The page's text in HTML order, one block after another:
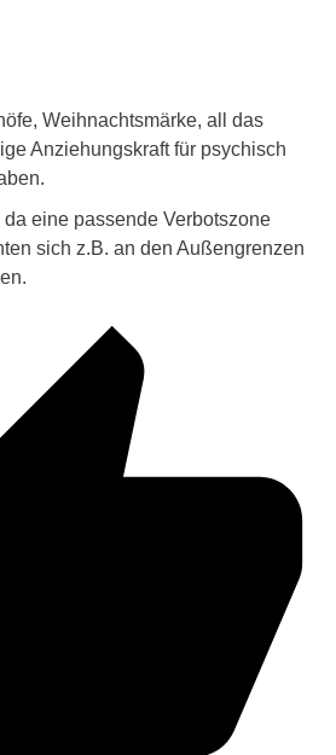
Weihnachtsmärke, all das
Anziehungskraft für psychisch
eine passende Verbotszone
sich z.B. an den Außengrenzen